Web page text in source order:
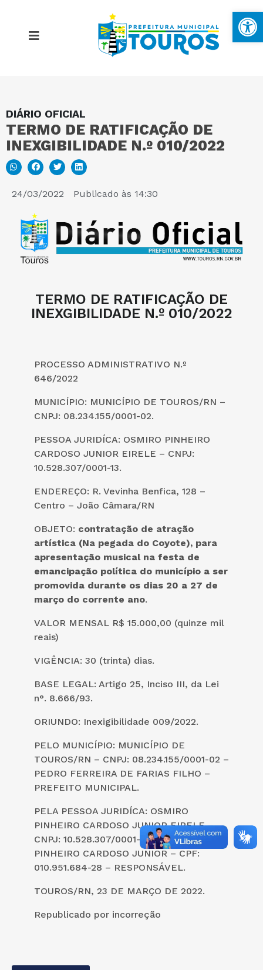
DIÁRIO OFICIAL
TERMO DE RATIFICAÇÃO DE
INEXGIBILIDADE N.º 010/2022
24/03/2022 Publicado às 14:30
TERMO DE RATIFICAÇÃO DE
INEXGIBILIDADE N.º 010/2022
PROCESSO ADMINISTRATIVO N.º
646/2022
MUNICÍPIO: MUNICÍPIO DE TOUROS/RN –
CNPJ: 08.234.155/0001-02.
PESSOA JURIDÍCA: OSMIRO PINHEIRO
CARDOSO JUNIOR EIRELE – CNPJ:
10.528.307/0001-13.
ENDEREÇO: R. Vevinha Benfica, 128 –
Centro – João Câmara/RN
OBJETO: contratação de atração
artística (Na pegada do Coyote), para
apresentação musical na festa de
emancipação política do município a ser
promovida durante os dias 20 a 27 de
março do corrente ano.
VALOR MENSAL R$ 15.000,00 (quinze mil
reais)
VIGÊNCIA: 30 (trinta) dias.
BASE LEGAL: Artigo 25, Inciso III, da Lei
n°. 8.666/93.
ORIUNDO: Inexigibilidade 009/2022.
PELO MUNICÍPIO: MUNICÍPIO DE
TOUROS/RN – CNPJ: 08.234.155/0001-02 –
PEDRO FERREIRA DE FARIAS FILHO –
PREFEITO MUNICIPAL.
PELA PESSOA JURIDÍCA: OSMIRO
PINHEIRO CARDOSO JUNIOR EIRELE –
CNPJ: 10.528.307/0001-13 – OSMIRO
PINHEIRO CARDOSO JUNIOR – CPF:
010.951.684-28 – RESPONSÁVEL.
TOUROS/RN, 23 DE MARÇO DE 2022.
Republicado por incorreção
MAPA DO SITE
PORTAL DA TRANSPARÊNCIA
E-SIC
PERGUNTAS FREQUENTES